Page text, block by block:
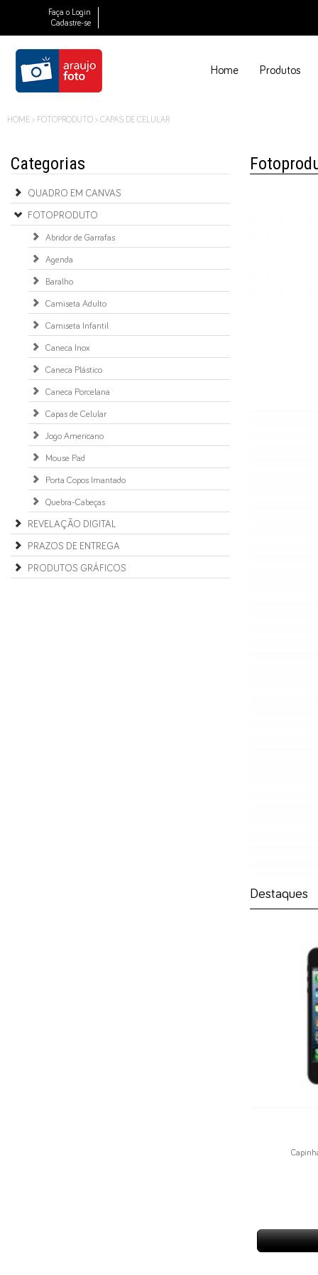
Faça o Login
Cadastre-se
Home Produtos
HOME > FOTOPRODUTO > CAPAS DE CELULAR
Categorias
QUADRO EM CANVAS
FOTOPRODUTO
Abridor de Garrafas
Agenda
Baralho
Camiseta Adulto
Camiseta Infantil
Caneca Inox
Caneca Plástico
Caneca Porcelana
Capas de Celular
Jogo Americano
Mouse Pad
Porta Copos Imantado
Quebra-Cabeças
REVELAÇÃO DIGITAL
PRAZOS DE ENTREGA
PRODUTOS GRÁFICOS
Destaques